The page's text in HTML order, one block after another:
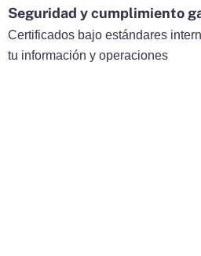
Seguridad y cumplimiento
Certificados bajo estándares
tu información y operaciones